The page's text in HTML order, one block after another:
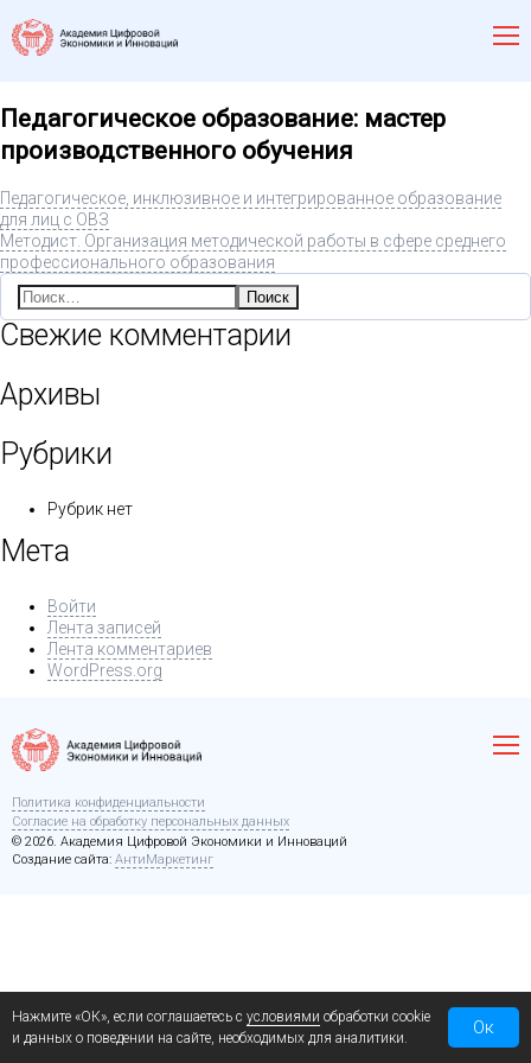
Педагогическое образование: мастер
производственного обучения
Педагогическое, инклюзивное и интегрированное образование
для лиц с ОВЗ
Методист. Организация методической работы в сфере среднего
профессионального образования
Найти:
Свежие комментарии
Архивы
Рубрики
Рубрик нет
Мета
Войти
Лента записей
Лента комментариев
WordPress.org
Политика конфиденциальности
Согласие на обработку персональных данных
© 2026. Академия Цифровой Экономики и Инноваций
Создание сайта: АнтиМаркетинг
Нажмите «ОК», если соглашаетесь с условиями обработки cookie
и данных о поведении на сайте, необходимых для аналитики.
Ок